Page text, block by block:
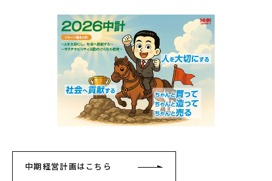
中期経営計画はこちら